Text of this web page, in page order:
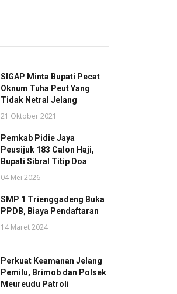
SIGAP Minta Bupati Pecat
Oknum Tuha Peut Yang
Tidak Netral Jelang
21 Oktober 2021
Pemkab Pidie Jaya
Peusijuk 183 Calon Haji,
Bupati Sibral Titip Doa
04 Mei 2026
SMP 1 Trienggadeng Buka
PPDB, Biaya Pendaftaran
14 Maret 2024
Perkuat Keamanan Jelang
Pemilu, Brimob dan Polsek
Meureudu Patroli